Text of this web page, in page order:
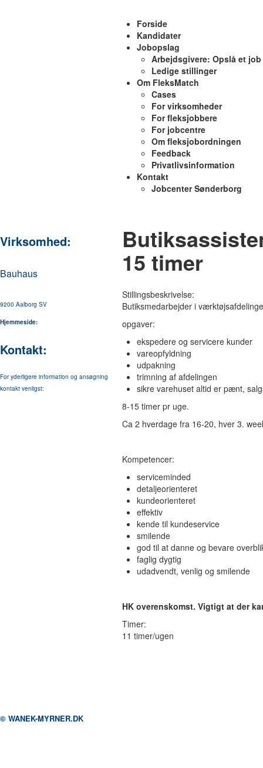
Forside
Kandidater
Jobopslag
Arbejdsgivere: Opslå et job
Ledige stillinger
Om FleksMatch
Cases
For virksomheder
For fleksjobbere
For jobcentre
Om fleksjobordningen
Feedback
Privatlivsinformation
Kontakt
Jobcenter Sønderborg
Virksomhed:
Bauhaus
9200 Aalborg SV
Hjemmeside:
Kontakt:
For yderligere information og ansøgning
kontakt venligst:
15 timer
Stillingsbeskrivelse:
Butiksmedarbejder i
opgaver:
ekspedere og servicere kunder
vareopfyldning
udpakning
trimning af afdelingen
sikre varehuset altid er pænt,
8-15 timer pr uge.
Ca 2 hverdage fra 16-20, hver 3.
Kompetencer:
serviceminded
detaljeorienteret
kundeorienteret
effektiv
kende til kundeservice
smilende
god til at danne og bevare
faglig dygtig
udadvendt, venlig og smilende
HK overenskomst. Vigtigt at der
Timer:
11 timer/ugen
© WANEK-MYRNER.DK